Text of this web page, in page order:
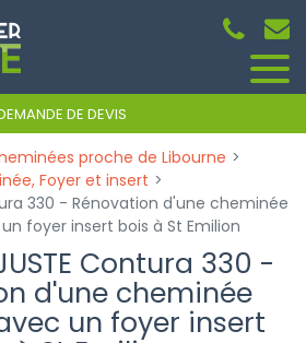
DE DEVIS
proche de Libourne
Foyer et insert
330 - Rénovation d'une cheminée
foyer insert bois à St Emilion
Contura 330 -
d'une cheminée
un foyer insert